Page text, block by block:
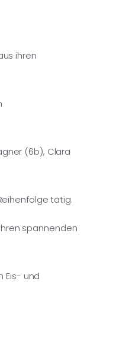
ihren
(6b), Clara
tätig.
spannenden
Eis- und